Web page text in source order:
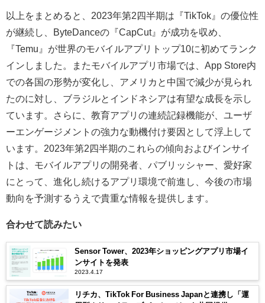
以上をまとめると、2023年第2四半期は『TikTok』の優位性
が継続し、ByteDanceの『CapCut』が成功を収め、
『Temu』が世界のモバイルアプリトップ10に初めてランク
インしました。またモバイルアプリ市場では、App Store内
での各国の形勢が変化し、アメリカと中国で減少が見られ
たのに対し、ブラジルとインドネシアは有望な成長を示し
ています。さらに、教育アプリの連続記録機能が、ユーザ
ーエンゲージメントの強力な動機付け要因として浮上して
います。2023年第2四半期のこれらの傾向およびインサイ
トは、モバイルアプリの開発者、パブリッシャー、愛好家
にとって、進化し続けるアプリ環境で前進し、今後の市場
動向を予測するうえで貴重な情報を提供します。
合わせて読みたい
Sensor Tower、2023年ショッピングアプリ市場イ
ンサイトを発表
2023.4.17
リチカ、TikTok For Business Japanと連携し「運